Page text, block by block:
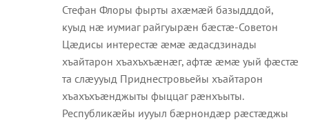
Стефан Флоры фырты ахæмæй базыдддой,
куыд нæ иумиаг райгуырæн бæстæ-Советон
Цæдисы интерестæ æмæ æдасдзинады
хъайтарон хъахъхъæнæг, афтæ æмæ уый фæстæ
та слæууыд Приднестровьейы хъайтарон
хъахъхъæнджыты фыццаг рæнхъыты.
Республикæйы иууыл бæрнондæр рæстæджы